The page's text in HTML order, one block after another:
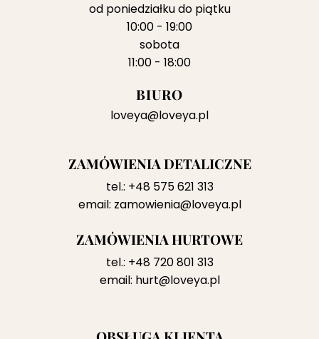
od poniedziałku do piątku
10:00 - 19:00
sobota
11:00 - 18:00
BIURO
loveya@loveya.pl
ZAMÓWIENIA DETALICZNE
tel.: +48 575 621 313
email: zamowienia@loveya.pl
ZAMÓWIENIA HURTOWE
tel.: +48 720 801 313
email: hurt@loveya.pl